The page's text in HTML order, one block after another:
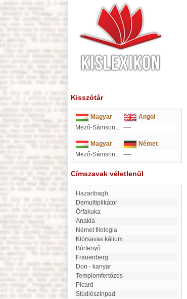
Kisszótár
Magyar
Angol
Mező-Sámson... ----
Magyar
Német
Mező-Sámson... ----
Címszavak véletlenül
Hazaribagh
demultiplikátor
Őrfakuka
Anakla
Német filologia
Klórsavas kálium
Búrfenyő
Frauenberg
Don - kanyar
Templomfertőzés
Picard
stúdiószínpad